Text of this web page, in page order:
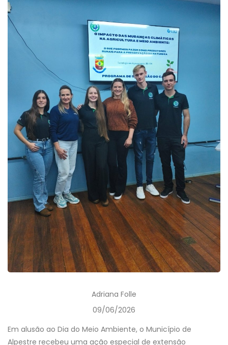
Adriana Folle
09/06/2026
Em alusão ao Dia do Meio Ambiente, o Município de
Alpestre recebeu uma ação especial de extensão